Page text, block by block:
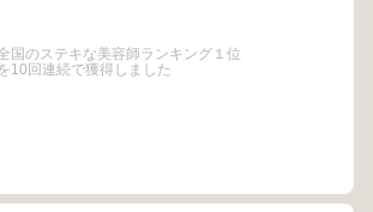
国のステキな美容師ランキング１位
10回連続で獲得しました